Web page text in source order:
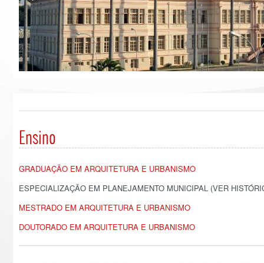
Ensino
GRADUAÇÃO EM ARQUITETURA E URBANISMO
ESPECIALIZAÇÃO EM PLANEJAMENTO MUNICIPAL (VER
MESTRADO EM ARQUITETURA E URBANISMO
DOUTORADO EM ARQUITETURA E URBANISMO